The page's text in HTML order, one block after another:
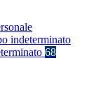
indeterminato
68